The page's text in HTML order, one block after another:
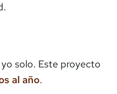
solo. Este proyecto
al año.